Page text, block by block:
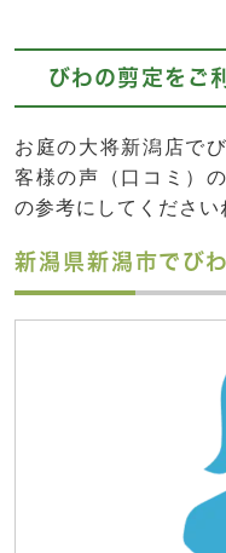
びわの剪定をご
お庭の大将新潟店で
客様の声（口コミ）
の参考にしてください
新潟県新潟市でび